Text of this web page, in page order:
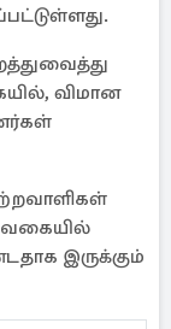
விமான
வகையில்
இருக்கும்